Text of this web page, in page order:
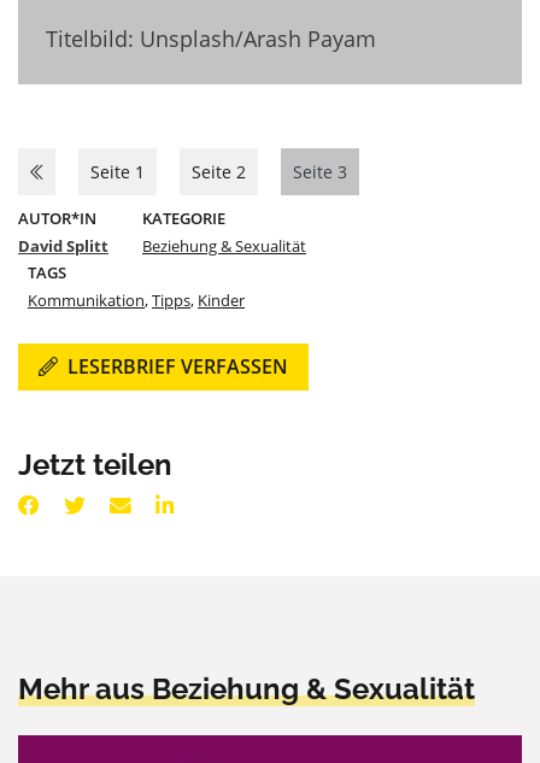
Titelbild: Unsplash/Arash Payam
Seite 1 Seite 2 Seite 3
AUTOR*IN
David Splitt
KATEGORIE
Beziehung & Sexualität
TAGS
Kommunikation,Tipps, Kinder
LESERBRIEF VERFASSEN
Jetzt teilen
Mehr aus Beziehung & Sexualität